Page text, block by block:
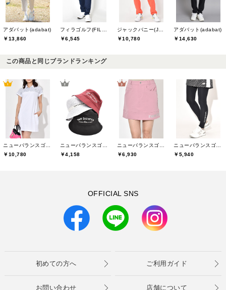
アダバット(adabat)
￥13,860
￥6,545
￥10,780
アダバット(adabat)
￥14,630
この商品と同じブランドランキング
ニューバランスゴルフ(New Balance Golf)
￥10,780
ニューバランスゴルフ(New Balance Golf)
￥4,158
ニューバランスゴルフ(New Balance Golf)
￥6,930
ニューバランスゴルフ(New Balance Golf)
￥5,940
OFFICIAL SNS
初めての方へ ご利用ガイド
お問い合わせ 店舗について